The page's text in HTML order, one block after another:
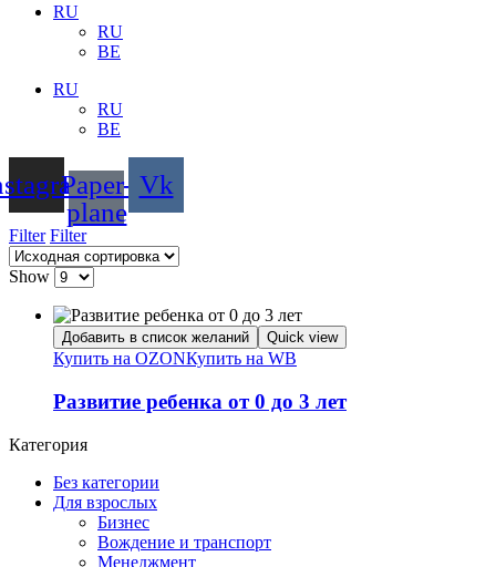
RU
RU
BE
RU
RU
BE
Paper-
plane
Vk
Filter Filter
Show
Добавить в список желаний Quick view
Купить на OZONКупить на WB
Развитие ребенка от 0 до 3 лет
Категория
Без категории
Для взрослых
Бизнес
Вождение и транспорт
Менеджмент